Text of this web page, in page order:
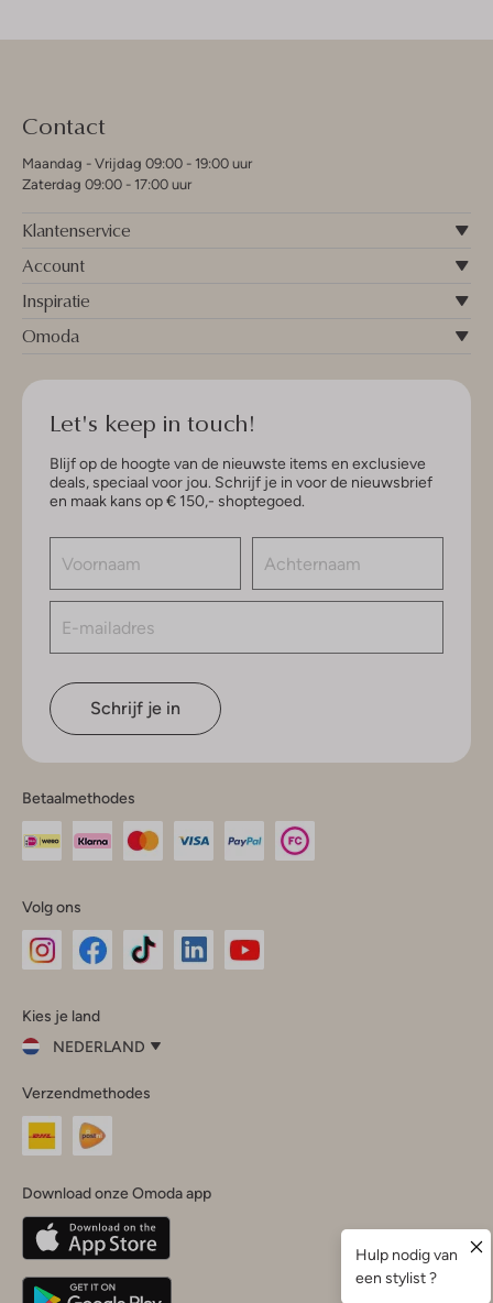
Contact
Maandag - Vrijdag 09:00 - 19:00 uur
Zaterdag 09:00 - 17:00 uur
Klantenservice
Account
Inspiratie
Omoda
Let's keep in touch!
Blijf op de hoogte van de nieuwste items en exclusieve
deals, speciaal voor jou. Schrijf je in voor de nieuwsbrief
en maak kans op € 150,- shoptegoed.
Schrijf je in
Betaalmethodes
Volg ons
InstagramFacebook
Kies je land
NEDERLAND
je
land
Nederland
Belgique(Français)
Deutschland
Verzendmethodes
Download onze Omoda app